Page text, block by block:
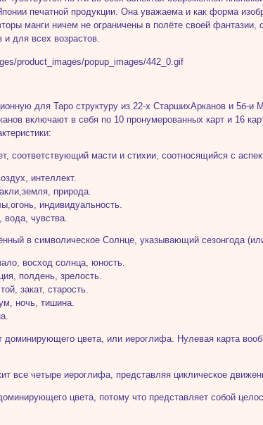
печатной продукции. Она уважаема и как форма
манги ничем не ограничены в полёте своей
для всех возрастов.
для Таро струк­туру из 22-х СтаршихАрканов и 5б-и
включают в себя по 10 пронумерованных карт и 16
соответствующий масти и стихии, соотносящийся с
интеллект.
приро­да.
индивиду­альность.
чувства.
в символичес­кое Солнце, указывающий сезонгода
восход солнца, юность.
полдень, зре­лость.
закат, старость.
ночь, тишина.
доминирующе­го цвета, или иероглифа. Нулевая карта
все четыре иероглифа, представляя циклическое
цве­та, потому что представляет собой